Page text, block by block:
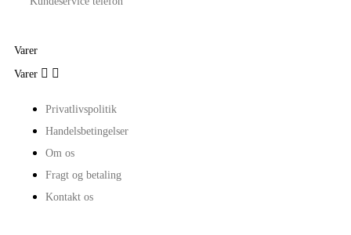
Varer
Varer  
Privatlivspolitik
Handelsbetingelser
Om os
Fragt og betaling
Kontakt os